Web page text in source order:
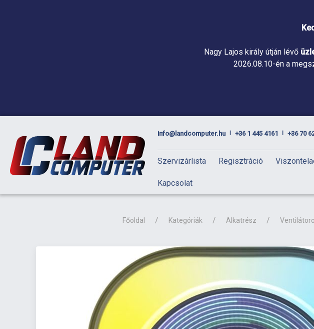
Nagy Lajos király útján lévő
2026.08.10-én a
info@landcomputer.hu +36 1 445 4161 +36 70
Szervizárlista Regisztráció
Kapcsolat
Főoldal Kategóriák Alkatrész